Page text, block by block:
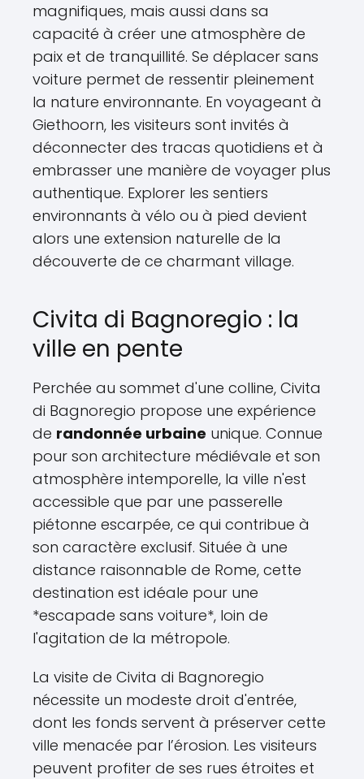
magnifiques, mais aussi dans sa
capacité à créer une atmosphère de
paix et de tranquillité. Se déplacer sans
voiture permet de ressentir pleinement
la nature environnante. En voyageant à
Giethoorn, les visiteurs sont invités à
déconnecter des tracas quotidiens et à
embrasser une manière de voyager plus
authentique. Explorer les sentiers
environnants à vélo ou à pied devient
alors une extension naturelle de la
découverte de ce charmant village.
Civita di Bagnoregio : la
ville en pente
Perchée au sommet d'une colline, Civita
di Bagnoregio propose une expérience
de randonnée urbaine unique. Connue
pour son architecture médiévale et son
atmosphère intemporelle, la ville n'est
accessible que par une passerelle
piétonne escarpée, ce qui contribue à
son caractère exclusif. Située à une
distance raisonnable de Rome, cette
destination est idéale pour une
*escapade sans voiture*, loin de
l'agitation de la métropole.
La visite de Civita di Bagnoregio
nécessite un modeste droit d'entrée,
dont les fonds servent à préserver cette
ville menacée par l’érosion. Les visiteurs
peuvent profiter de ses rues étroites et